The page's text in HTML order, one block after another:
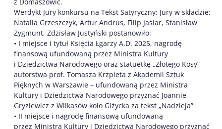
z Domaszowic.
Werdykt Jury konkursu na Tekst Satyryczny: Jury w składzie:
Natalia Grzeszczyk, Artur Andrus, Filip Jaślar, Stanisław
Zygmunt, Zdzisław Justyński postanowiło:
• I miejsce i tytuł Księcia Łgarzy A.D. 2025, nagrodę
finansową ufundowaną przez Ministra Kultury
i Dziedzictwa Narodowego oraz statuetkę „Złotego Kosy”
autorstwa prof. Tomasza Krzpieta z Akademii Sztuk
Pięknych w Warszawie – ufundowaną przez Ministra
Kultury i Dziedzictwa Narodowego przyznać Joannie
Gryziewicz z Wilkasów koło Giżycka za tekst „Nadzieja”
• II miejsce i nagrodę finansową ufundowaną
przez Ministra Kultury i Dziedzictwa Narodowego przyznać